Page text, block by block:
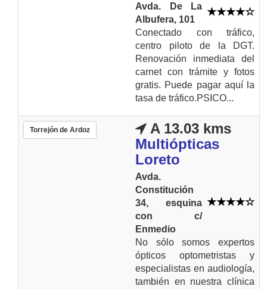
Avda. De La
Albufera, 101
Conectado con tráfico,
centro piloto de la DGT.
Renovación inmediata del
carnet con trámite y fotos
gratis. Puede pagar aquí la
tasa de tráfico.PSICO...
Torrejón de Ardoz
A 13.03 kms
Multiópticas
Loreto
Avda.
Constitución
34, esquina
con c/
Enmedio
No sólo somos expertos
ópticos optometristas y
especialistas en audiología,
también en nuestra clínica